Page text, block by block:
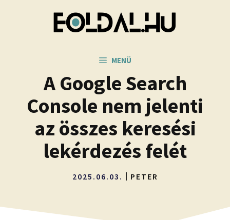
MENÜ
A Google Search
Console nem jelenti
az összes keresési
lekérdezés felét
2025.06.03. PETER